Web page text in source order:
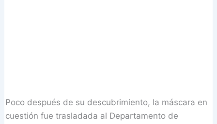
Poco después de su descubrimiento, la máscara en
cuestión fue trasladada al Departamento de